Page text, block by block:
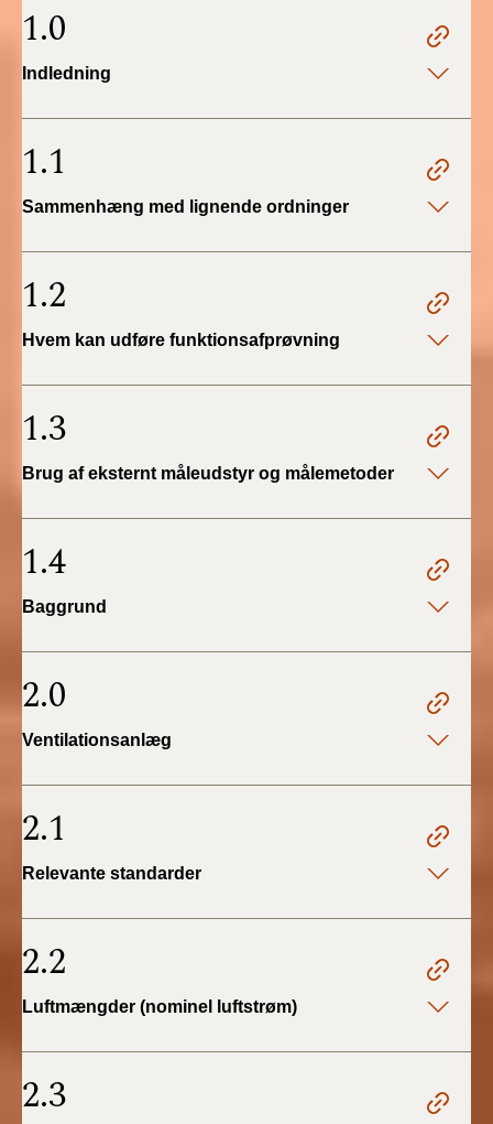
BR18 (1/1 - 30/6
2022)
BR18 (1/1-29/6
2018)
2010)
1.0
Indledning
1.1
Sammenhæng med lignende ordninger
1.2
Hvem kan udføre funktionsafprøvning
1.3
Brug af eksternt måleudstyr og målemetoder
1.4
Baggrund
2.0
Ventilationsanlæg
2.1
Relevante standarder
2.2
Luftmængder (nominel luftstrøm)
2.3